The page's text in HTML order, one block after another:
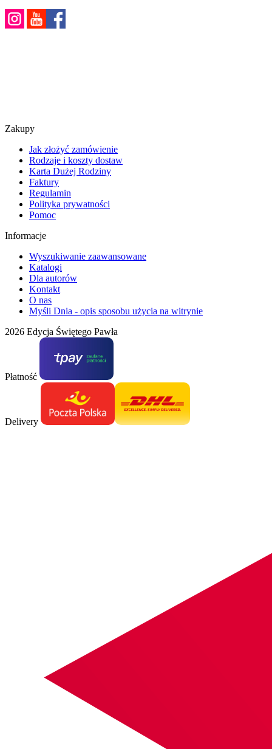
Zakupy
Jak złożyć zamówienie
Rodzaje i koszty dostaw
Karta Dużej Rodziny
Faktury
Regulamin
Polityka prywatności
Pomoc
Informacje
Wyszukiwanie zaawansowane
Katalogi
Dla autorów
Kontakt
O nas
Myśli Dnia - opis sposobu użycia na witrynie
2026 Edycja Świętego Pawła
Płatność
Delivery